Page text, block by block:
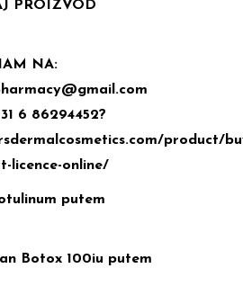
PROIZVOD
NA:
6 86294452?
product/
licence-online/
putem
Botox 100iu putem